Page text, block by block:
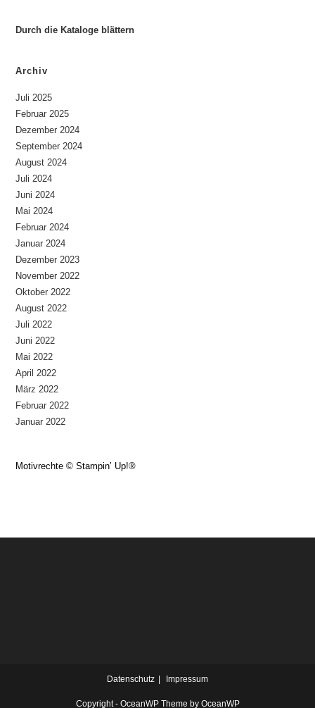
Durch die Kataloge blättern
Archiv
Juli 2025
Februar 2025
Dezember 2024
September 2024
August 2024
Juli 2024
Juni 2024
Mai 2024
Februar 2024
Januar 2024
Dezember 2023
November 2022
Oktober 2022
August 2022
Juli 2022
Juni 2022
Mai 2022
April 2022
März 2022
Februar 2022
Januar 2022
Motivrechte © Stampin’ Up!®
Datenschutz Impressum
Copyright - OceanWP Theme by OceanWP